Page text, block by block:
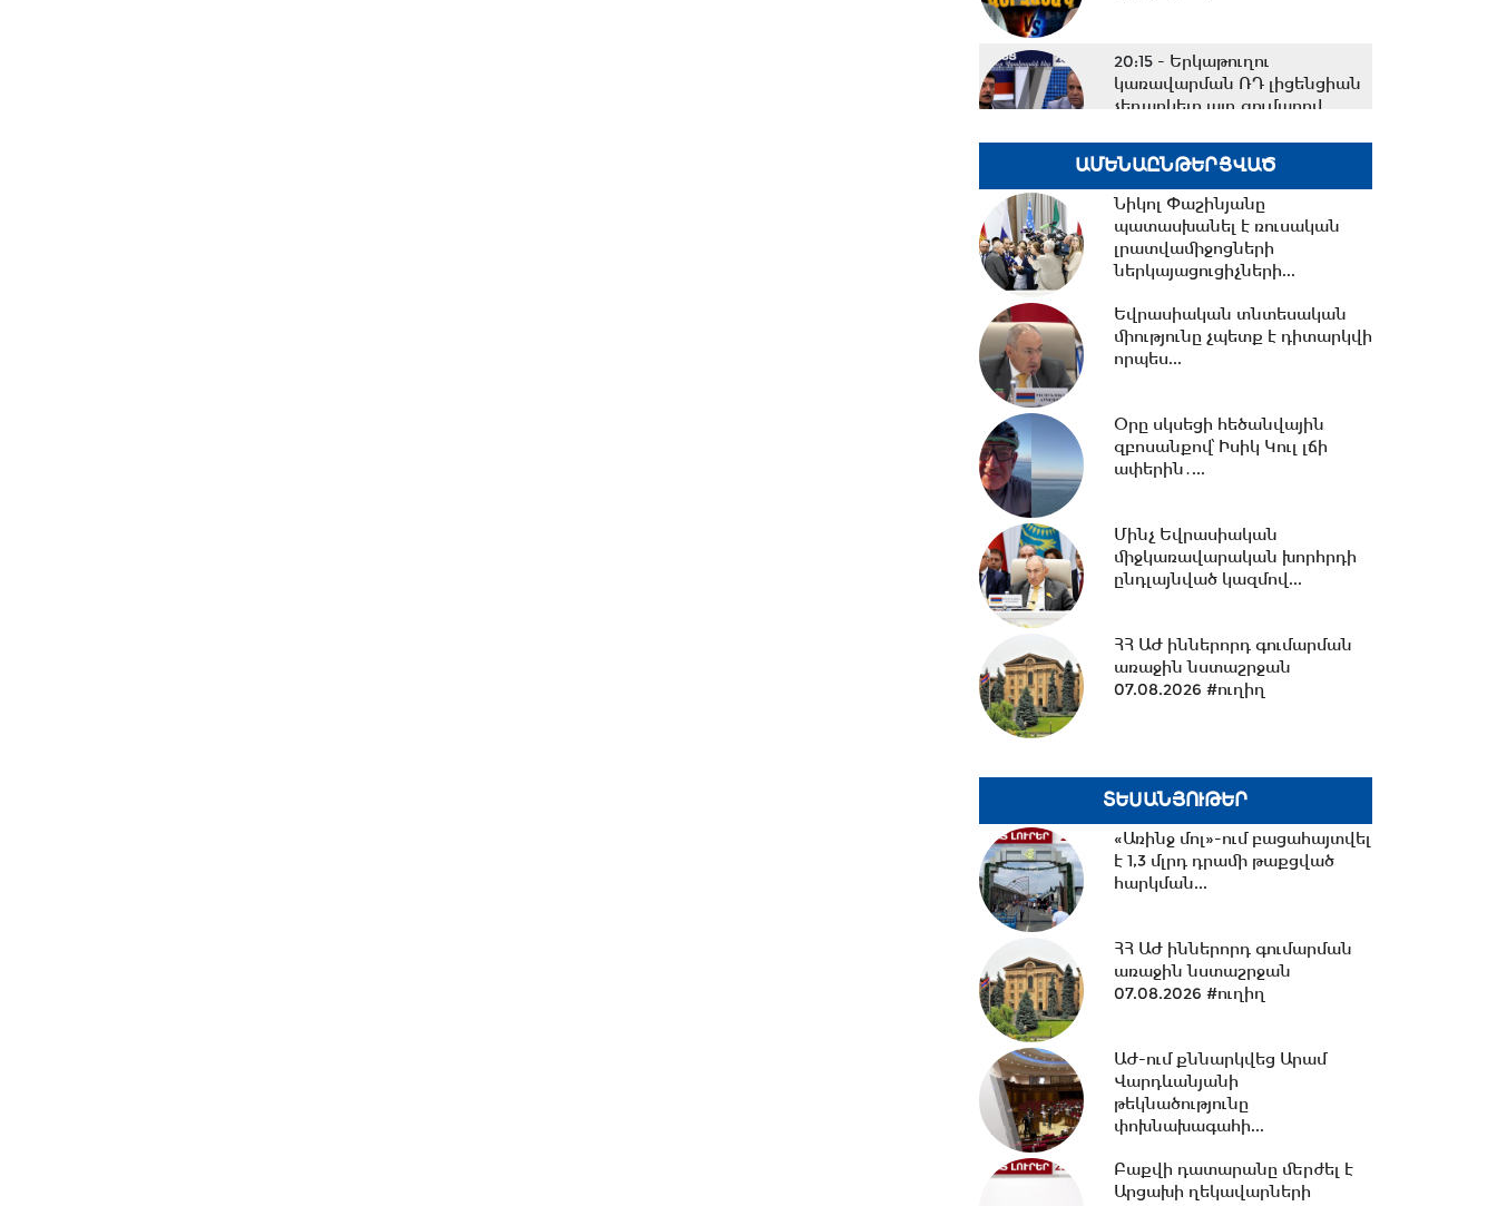
20:15 - Երկաթուղու
կառավարման ՌԴ լիցենցիան
չեղարկելը այդ գումարով...
19:56 -Նուբարաշենում
աղբակույտից դուրս բերված
քաղաքացին
հիվանդանոցում...
Վալենտինա Մատվիենկոն
քննարկել են
միջխորհրդարանական...
Սարգսյանի հետ | 06.08.2026
17:32 -Ռուսաստանը և
Հայաստանը քննարկում են
նոր դիվանագիտական
ներկայացուցչությունների...
16:31 - Բացահայտվել է Գագիկ
Ծառուկյանի և Սեդրակ
Առուստամյանի կողմից...
15:37 -ՌԴ-ի և Հայաստանի
կտրուկ նվազում...
15:06 -ԵԱՏՄ-ում առկա
կողմերը.Լևոնյան
14:56 -Ընդդիմությունը
ընտրակաշառքի միջոցով է
հայտնվել Խորհրդարանում....
ԱՄԵՆԱԸՆԹԵՐՑՎԱԾ
Նիկոլ Փաշինյանը
պատասխանել է ռուսական
լրատվամիջոցների
ներկայացուցիչների...
Եվրասիական տնտեսական
միությունը չպետք է դիտարկվի
որպես...
Օրը սկսեցի հեծանվային
զբոսանքով՝ Իսիկ Կուլ լճի
ափերին․...
Մինչ Եվրասիական
միջկառավարական խորհրդի
ընդլայնված կազմով...
ՀՀ ԱԺ իններորդ գումարման
առաջին նստաշրջան
07.08.2026 #ուղիղ
ՏԵՍԱՆՅՈՒԹԵՐ
«Առինջ մոլ»-ում բացահայտվել
է 1,3 մլրդ դրամի թաքցված
հարկման...
ՀՀ ԱԺ իններորդ գումարման
առաջին նստաշրջան
07.08.2026 #ուղիղ
ԱԺ-ում քննարկվեց Արամ
Վարդևանյանի
թեկնածությունը
փոխնախագահի...
Բաքվի դատարանը մերժել է
Արցախի ղեկավարների